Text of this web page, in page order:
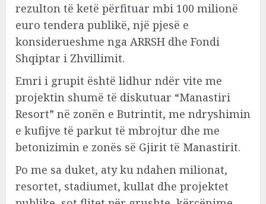
rezulton të ketë përfituar mbi 100 milionë
euro tendera publikë, një pjesë e
konsiderueshme nga ARRSH dhe Fondi
Shqiptar i Zhvillimit.
Emri i grupit është lidhur ndër vite me
projektin shumë të diskutuar “Manastiri
Resort” në zonën e Butrintit, me ndryshimin
e kufijve të parkut të mbrojtur dhe me
betonizimin e zonës së Gjirit të Manastirit.
Po me sa duket, aty ku ndahen milionat,
resortet, stadiumet, kullat dhe projektet